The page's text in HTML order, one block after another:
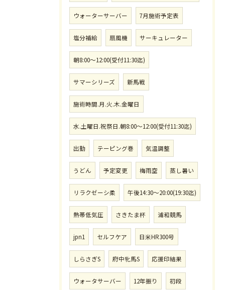
ウォーターサーバー 7月施術予定表
塩分補給 扇風機 サーキュレーター
朝8:00〜12:00(受付11:30迄)
サマーシリーズ 新馬戦
施術時間.月.火.木.金曜日
水.土曜日.祝祭日.朝8:00〜12:00(受付11:30迄)
出勤 テーピング巻 気温調整
うどん 予定変更 梅雨空 蒸し暑い
リラクゼーシ柔 午後14:30〜20:00(19:30迄)
熱帯低気圧 さきたま杯 浦和競馬
jpn1 セルフケア 日米HR300号
しらさぎS 府中牝馬S 応援印結果
ウォータサーバー 12年振り 初段